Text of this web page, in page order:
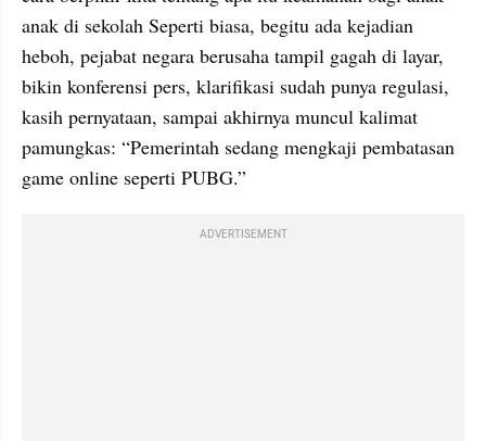
anak di sekolah Seperti biasa, begitu ada kejadian
heboh, pejabat negara berusaha tampil gagah di layar,
bikin konferensi pers, klarifikasi sudah punya regulasi,
kasih pernyataan, sampai akhirnya muncul kalimat
pamungkas: “Pemerintah sedang mengkaji pembatasan
game online seperti PUBG.”
ADVERTISEMENT